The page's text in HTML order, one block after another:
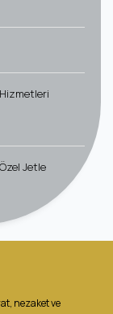
Hizmetleri
Jetle
nezaket ve